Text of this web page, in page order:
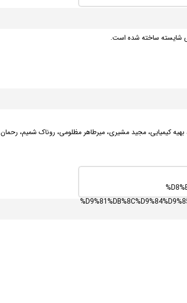
شایسته ساخته شده است.
بهیه کیمیایی، مجید مشیری، میرطاهر مظلومی، روناک شمیم، رحمان